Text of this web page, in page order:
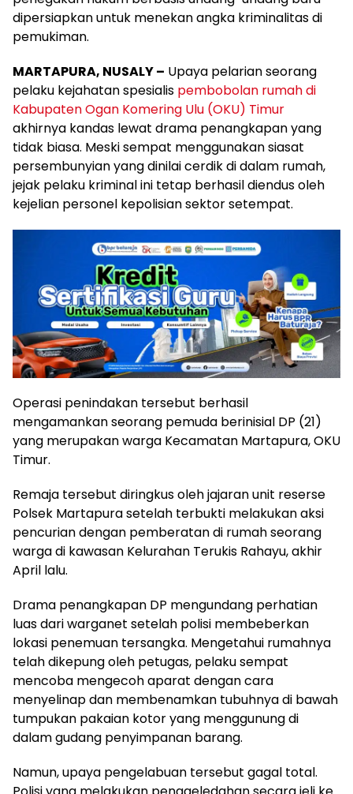
dipersiapkan untuk menekan angka kriminalitas di
pemukiman.
MARTAPURA, NUSALY – Upaya pelarian seorang
pelaku kejahatan spesialis pembobolan rumah di
Kabupaten Ogan Komering Ulu (OKU) Timur
akhirnya kandas lewat drama penangkapan yang
tidak biasa. Meski sempat menggunakan siasat
persembunyian yang dinilai cerdik di dalam rumah,
jejak pelaku kriminal ini tetap berhasil diendus oleh
kejelian personel kepolisian sektor setempat.
Operasi penindakan tersebut berhasil
mengamankan seorang pemuda berinisial DP (21)
yang merupakan warga Kecamatan Martapura, OKU
Timur.
Remaja tersebut diringkus oleh jajaran unit reserse
Polsek Martapura setelah terbukti melakukan aksi
pencurian dengan pemberatan di rumah seorang
warga di kawasan Kelurahan Terukis Rahayu, akhir
April lalu.
Drama penangkapan DP mengundang perhatian
luas dari warganet setelah polisi membeberkan
lokasi penemuan tersangka. Mengetahui rumahnya
telah dikepung oleh petugas, pelaku sempat
mencoba mengecoh aparat dengan cara
menyelinap dan membenamkan tubuhnya di bawah
tumpukan pakaian kotor yang menggunung di
dalam gudang penyimpanan barang.
Namun, upaya pengelabuan tersebut gagal total.